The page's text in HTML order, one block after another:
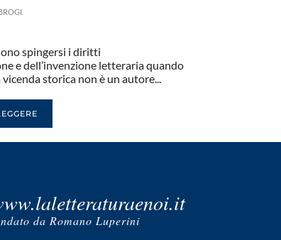
spingersi i diritti
e dell’invenzione letteraria quando
storica non è un autore...
da Romano Luperini